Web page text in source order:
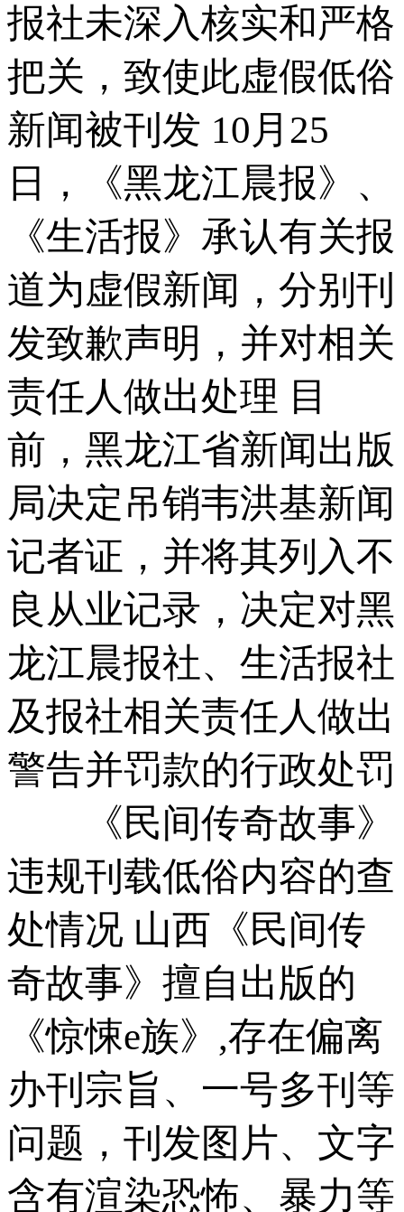
报社未深入核实和严格
把关，致使此虚假低俗
新闻被刊发 10月25
日，《黑龙江晨报》、
《生活报》承认有关报
道为虚假新闻，分别刊
发致歉声明，并对相关
责任人做出处理 目
前，黑龙江省新闻出版
局决定吊销韦洪基新闻
记者证，并将其列入不
良从业记录，决定对黑
龙江晨报社、生活报社
及报社相关责任人做出
警告并罚款的行政处罚
《民间传奇故事》
违规刊载低俗内容的查
处情况 山西《民间传
奇故事》擅自出版的
《惊悚e族》,存在偏离
办刊宗旨、一号多刊等
问题，刊发图片、文字
含有渲染恐怖、暴力等